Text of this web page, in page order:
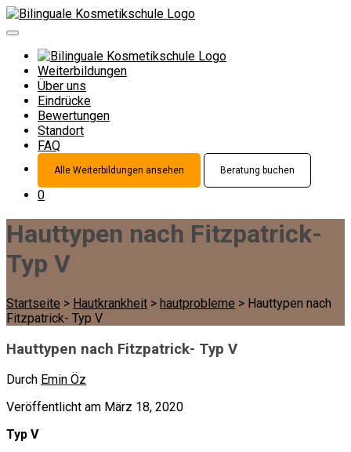
Weiterbildungen
Über uns
Eindrücke
Bewertungen
Standort
FAQ
Alle Weiterbildungen ansehen Beratung buchen
0
Hauttypen nach Fitzpatrick-
Typ V
Startseite > Hautkrankheit > hautprobleme > Hauttypen nach
Fitzpatrick- Typ V
Hauttypen nach Fitzpatrick- Typ V
Durch Emin Öz
Veröffentlicht am März 18, 2020
Typ V